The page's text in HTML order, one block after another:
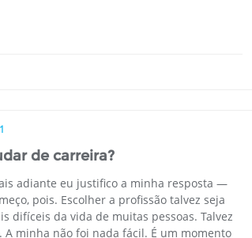
de carreira?
adiante eu justifico a minha resposta —
pois. Escolher a profissão talvez seja
difíceis da vida de muitas pessoas. Talvez
A minha não foi nada fácil. É um momento